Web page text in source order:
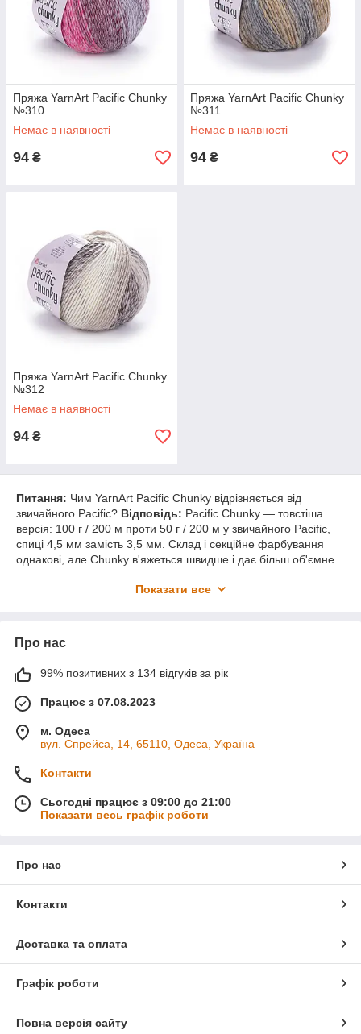
Пряжа YarnArt Pacific Chunky
№310
Немає в наявності
94 ₴
Пряжа YarnArt Pacific Chunky
№311
Немає в наявності
94 ₴
Пряжа YarnArt Pacific Chunky
№312
Немає в наявності
94 ₴
Питання: Чим YarnArt Pacific Chunky відрізняється від
звичайного Pacific? Відповідь: Pacific Chunky — товстіша
версія: 100 г / 200 м проти 50 г / 200 м у звичайного Pacific,
спиці 4,5 мм замість 3,5 мм. Склад і секційне фарбування
однакові, але Chunky в'яжеться швидше і дає більш об'ємне
Що означає «секційне фарбування» у цієї пряжі?
Пасифік Чанкі дає меланжевий ефект з плавними
простому візерунку.
Питання:
Відповідь:На шапку дорослого розміру вистачає близько 1
мотка. На светр 44–46 розміру іде близько 6 мотків, на
кардиган — 7–8 мотків по 100 г.
Відповідь:Делікатний режим при 30°C або ручне прання. У
складі є вовна, тому гаряча вода небажана. Сушити
горизонтально в розправленому вигляді. Якщо є питання —
Показати все
Про нас
99% позитивних з 134 відгуків за рік
Працює з 07.08.2023
м. Одеса
вул. Спрейса, 14, 65110, Одеса, Україна
Контакти
Сьогодні працює з 09:00 до 21:00
Показати весь графік роботи
Про нас
Контакти
Доставка та оплата
Графік роботи
Повна версія сайту